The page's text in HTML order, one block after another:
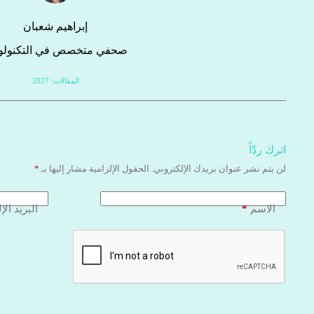
إبراهيم شعبان
صحفي متخصص في
المقالات: 2027
اترك ردّاً
لن يتم نشر عنوان بريدك الإلكتروني. الحقول الإلزامية مشار إليها بـ *
الاسم* البريد